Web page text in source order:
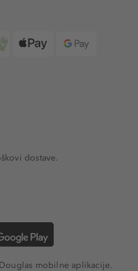
dostave.
mobilne aplikacije.